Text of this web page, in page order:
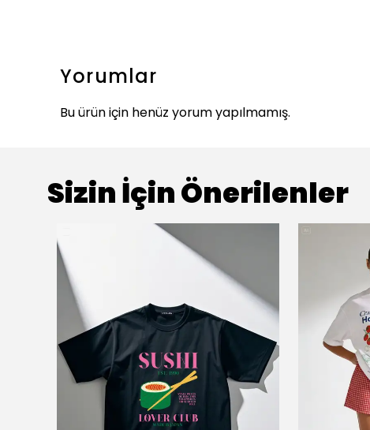
Yorumlar
Bu ürün için henüz yorum yapılmamış.
Sizin İçin Önerilenler